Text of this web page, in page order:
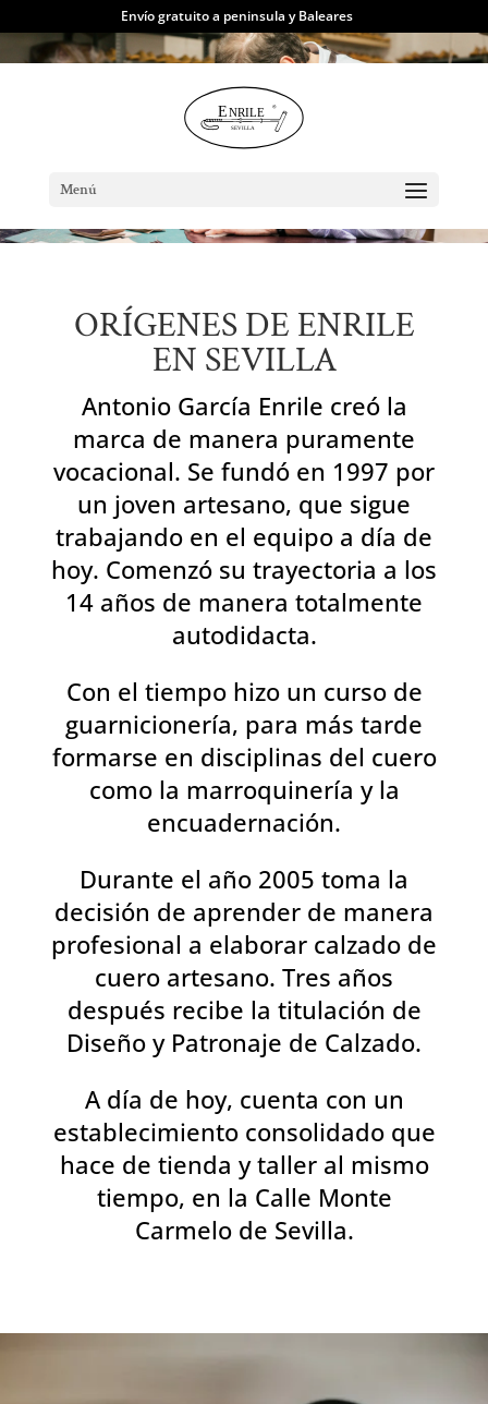
Envío gratuito a peninsula y Baleares
Menú
ARTESANOS DEL
CUERO, MARROQUINERÍA
Y CALZADO
ORÍGENES DE ENRILE
EN SEVILLA
Antonio García Enrile creó la
marca de manera puramente
vocacional. Se fundó en 1997 por
un joven artesano, que sigue
trabajando en el equipo a día de
hoy. Comenzó su trayectoria a los
14 años de manera totalmente
autodidacta.
Con el tiempo hizo un curso de
guarnicionería, para más tarde
formarse en disciplinas del cuero
como la marroquinería y la
encuadernación.
Durante el año 2005 toma la
decisión de aprender de manera
profesional a elaborar calzado de
cuero artesano. Tres años
después recibe la titulación de
Diseño y Patronaje de Calzado.
A día de hoy, cuenta con un
establecimiento consolidado que
hace de tienda y taller al mismo
tiempo, en la Calle Monte
Carmelo de Sevilla.